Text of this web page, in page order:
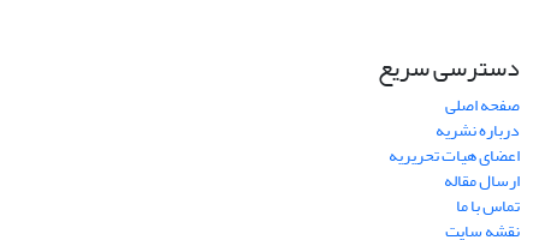
دسترسی سریع
صفحه اصلی
درباره نشریه
اعضای هیات تحریریه
ارسال مقاله
تماس با ما
نقشه سایت